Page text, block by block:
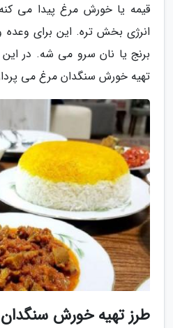
قیمه یا خورش مرغ پیدا می
انرژی بخش تره. این برای وعده
برنج یا نان سرو می شه. در این
تهیه خورش سنگدان مرغ می
طرز تهیه خورش